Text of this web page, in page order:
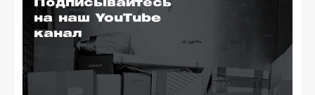
Подписывайтесь
на наш YouTube
канал